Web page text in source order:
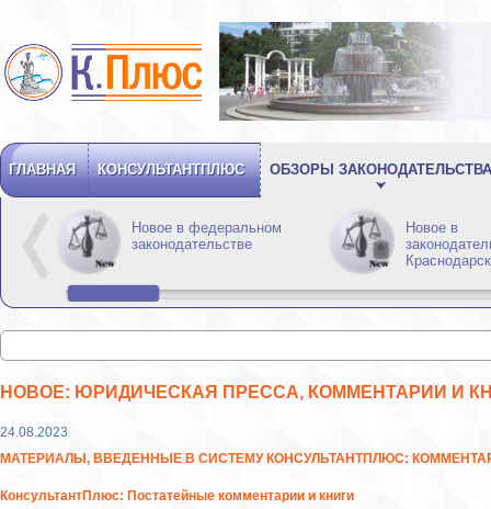
ГЛАВНАЯ КОНСУЛЬТАНТПЛЮС ОБЗОРЫ ЗАКОНОДАТЕЛЬСТВА
Новое в федеральном
законодательстве
Новое в
НОВОЕ: ЮРИДИЧЕСКАЯ ПРЕССА, КОММЕНТАРИИ И
24.08.2023
МАТЕРИАЛЫ, ВВЕДЕННЫЕ В СИСТЕМУ КОНСУЛЬТАНТПЛЮС:
КонсультантПлюс: Постатейные комментарии и книги